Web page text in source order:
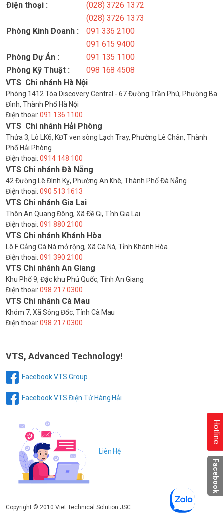
Điện thoại :
(028) 3726 1372
(028) 3726 1373
Phòng Kinh Doanh :
091 336 2100
091 615 9400
Phòng Dự Án :
091 135 1100
Phòng Kỹ Thuật :
098 168 4508
VTS Chi nhánh Hà Nội
Phòng 1412 Tòa Discovery Central - 67 Đường Trần Phú, Phường Ba
Đình, Thành Phố Hà Nội
Điện thoại: 091 136 1100
VTS Chi nhánh Hải Phòng
Thửa 3, Lô LK6, KĐT ven sông Lạch Tray, Phường Lê Chân, Thành
Phố Hải Phòng
Điện thoại: 0914 148 100
VTS Chi nhánh Đà Nẵng
42 Đường Lê Đình Kỵ, Phường An Khê, Thành Phố Đà Nẵng
Điện thoại: 090 513 1613
VTS Chi nhánh Gia Lai
Thôn An Quang Đông, Xã Đề Gi, Tỉnh Gia Lai
Điện thoại: 091 880 2100
VTS Chi nhánh Khánh Hòa
Lô F Cảng Cà Ná mở rộng, Xã Cà Ná, Tỉnh Khánh Hòa
Điện thoại: 091 390 2100
VTS Chi nhánh An Giang
Khu Phố 9, Đặc khu Phú Quốc, Tỉnh An Giang
Điện thoại: 098 217 0300
VTS Chi nhánh Cà Mau
Khóm 7, Xã Sông Đốc, Tỉnh Cà Mau
Điện thoại: 098 217 0300
VTS, Advanced Technology!
Facebook VTS Group
Facebook VTS Điện Tử Hàng Hải
Liên Hệ
Copyright © 2010 Viet Technical Solution JSC
Hotline
Facebook